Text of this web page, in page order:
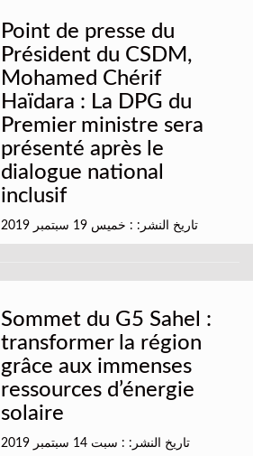
Point de presse du
Président du CSDM,
Mohamed Chérif
Haïdara : La DPG du
Premier ministre sera
présenté après le
dialogue national
inclusif
تاريخ النشر: : خميس 19 سبتمبر 2019
Sommet du G5 Sahel :
transformer la région
grâce aux immenses
ressources d’énergie
solaire
تاريخ النشر: : سبت 14 سبتمبر 2019